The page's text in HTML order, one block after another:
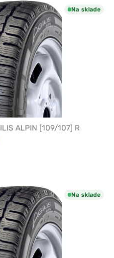
Na sklade
ALPIN [109/107] R
Na sklade